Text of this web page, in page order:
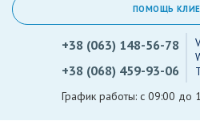
+38 (063) 148-56-78
+38 (068) 459-93-06
График работы: с 09:00 до
ПОМОЩЬ